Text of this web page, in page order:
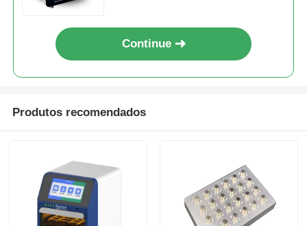
Continue
Produtos recomendados